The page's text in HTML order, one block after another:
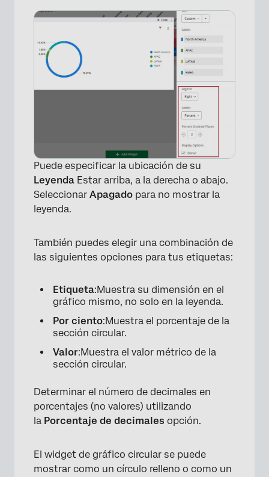
Puede especificar la ubicación de su
Leyenda Estar arriba, a la derecha o abajo.
Seleccionar Apagado para no mostrar la
leyenda.
También puedes elegir una combinación de
las siguientes opciones para tus etiquetas:
Etiqueta:Muestra su dimensión en el
gráfico mismo, no solo en la leyenda.
Por ciento:Muestra el porcentaje de la
sección circular.
Valor:Muestra el valor métrico de la
sección circular.
Determinar el número de decimales en
porcentajes (no valores) utilizando
la Porcentaje de decimales opción.
El widget de gráfico circular se puede
mostrar como un círculo relleno o como un